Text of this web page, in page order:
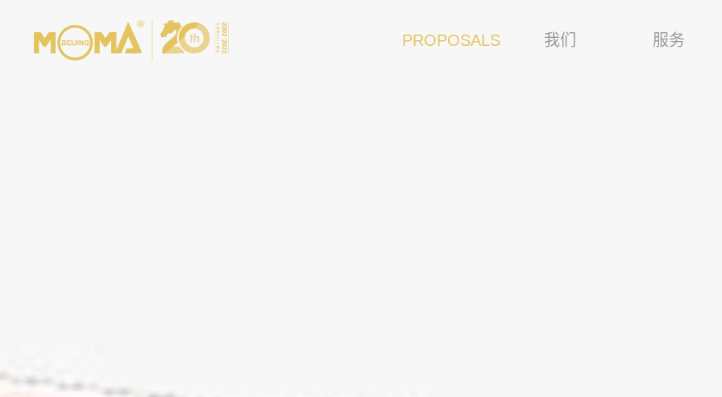
PROPOSALS 我们 服务